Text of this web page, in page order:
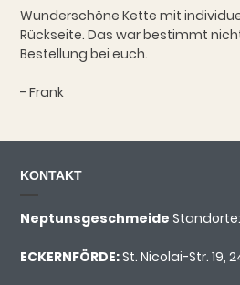
Wunderschöne Kette mit
Rückseite. Das war bestimmt
Bestellung bei euch.
- Frank
KONTAKT
NeptunsgeschmeideStandorte:
ECKERNFÖRDE:St. Nicolai-Str. 19,